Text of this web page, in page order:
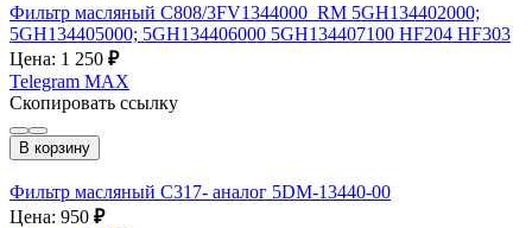
Фильтр масляный C808/3FV1344000_RM 5GH134402000;
5GH134405000; 5GH134406000 5GH134407100 HF204 HF303
Цена: 1 250 ₽
Telegram MAX
Скопировать ссылку
В корзину
Фильтр масляный C317- аналог 5DM-13440-00
Цена: 950 ₽